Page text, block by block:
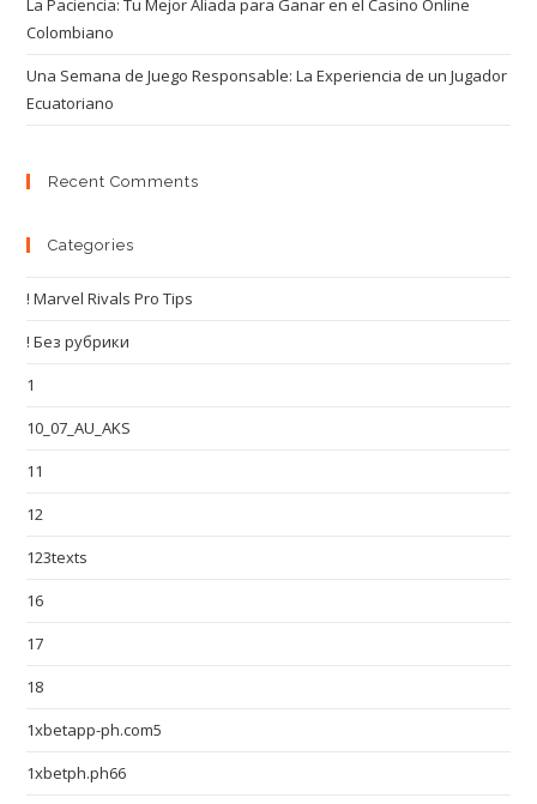
La Paciencia: Tu Mejor Aliada para Ganar en el Casino Online
Colombiano
Una Semana de Juego Responsable: La Experiencia de un Jugador
Ecuatoriano
Recent Comments
Categories
! Marvel Rivals Pro Tips
! Без рубрики
1
10_07_AU_AKS
11
12
123texts
16
17
18
1xbetapp-ph.com5
1xbetph.ph66